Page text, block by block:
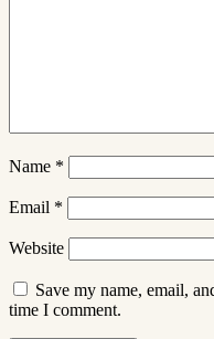
Name *
Email *
Website
Save my name, email,
time I comment.